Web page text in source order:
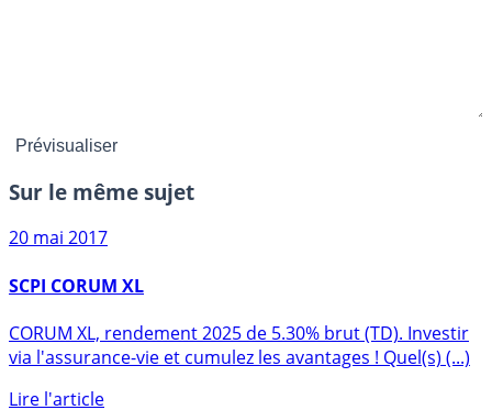
Sur le même sujet
20 mai 2017
SCPI CORUM XL
via l'assurance-vie et cumulez les avantages ! Quel(s) (...)